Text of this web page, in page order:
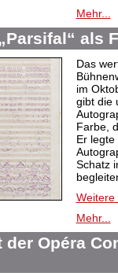
Mehr...
als
Das
im
gibt die
Farbe,
Er
Schatz
Weitere
Mehr...
der Opéra